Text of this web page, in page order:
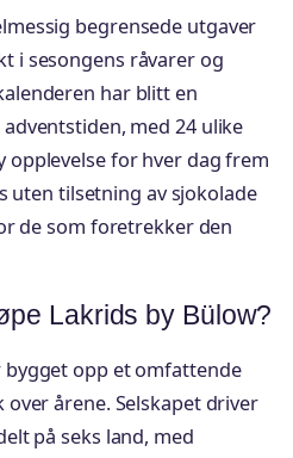
begrensede utgaver
i sesongens råvarer og
har blitt en
med 24 ulike
opplevelse for hver dag frem
uten tilsetning av sjokolade
de som foretrekker den
Lakrids by Bülow?
bygget opp et omfattende
årene. Selskapet driver
på seks land, med